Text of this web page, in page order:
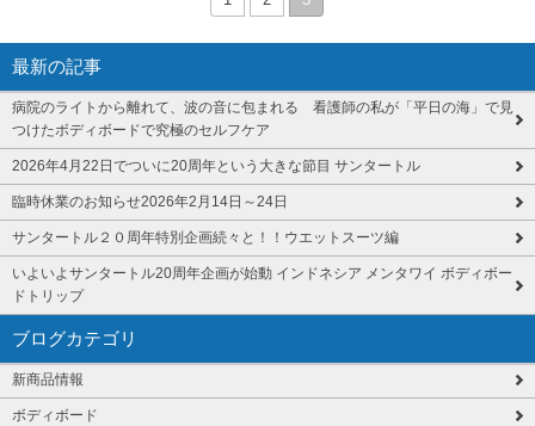
最新の記事
病院のライトから離れて、波の音に包まれる 看護師の私が「平日の海」で見
つけたボディボードで究極のセルフケア
2026年4月22日でついに20周年という大きな節目 サンタートル
臨時休業のお知らせ2026年2月14日～24日
サンタートル２０周年特別企画続々と！！ウエットスーツ編
いよいよサンタートル20周年企画が始動 インドネシア メンタワイ ボディボー
ドトリップ
ブログカテゴリ
新商品情報
ボディボード